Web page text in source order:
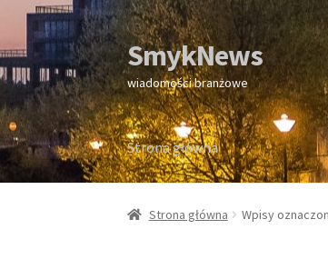
Przejdź
do
nawigacji
Przejdź
do
treści
SmykNews
wiadomości branżowe
Strona główna
Strona główna
Strona główna Wpisy